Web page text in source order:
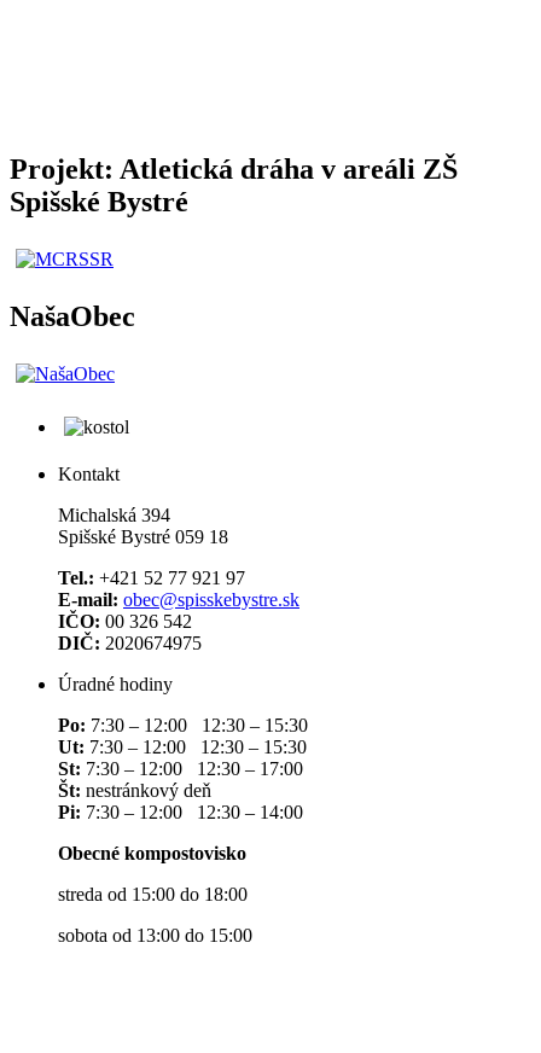
Projekt: Atletická dráha v areáli ZŠ
Spišské Bystré
NašaObec
Kontakt
Michalská 394
Spišské Bystré 059 18
Tel.: +421 52 77 921 97
E-mail: obec@spisskebystre.sk
IČO: 00 326 542
DIČ: 2020674975
Úradné hodiny
Po: 7:30 – 12:00 12:30 – 15:30
Ut: 7:30 – 12:00 12:30 – 15:30
St: 7:30 – 12:00 12:30 – 17:00
Št: nestránkový deň
Pi: 7:30 – 12:00 12:30 – 14:00
Obecné kompostovisko
streda od 15:00 do 18:00
sobota od 13:00 do 15:00